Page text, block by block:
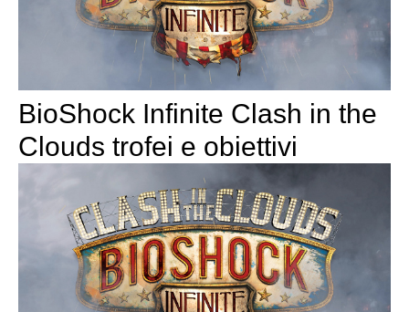
BioShock Infinite Clash in the
Clouds trofei e obiettivi